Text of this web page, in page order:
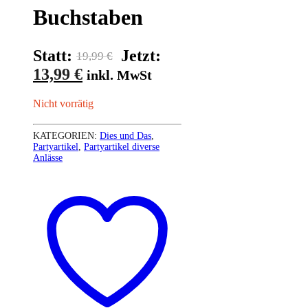
Buchstaben
Statt: 19,99€
Ursprünglicher
Preis
Jetzt:
13,99 €Aktueller
ist:
13,99 €.
inkl. MwSt
Nicht vorrätig
KATEGORIEN: Dies und Das,
Partyartikel, Partyartikel diverse
Anlässe